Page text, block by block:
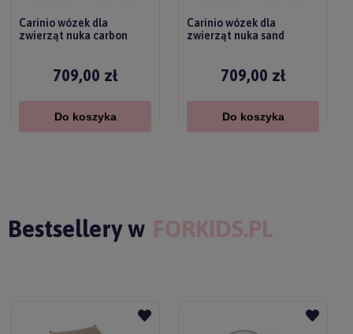
Carinio wózek dla
zwierząt nuka carbon
709,00 zł
Do koszyka
Carinio wózek dla
zwierząt nuka sand
709,00 zł
Do koszyka
Bestsellery w FORKIDS.PL